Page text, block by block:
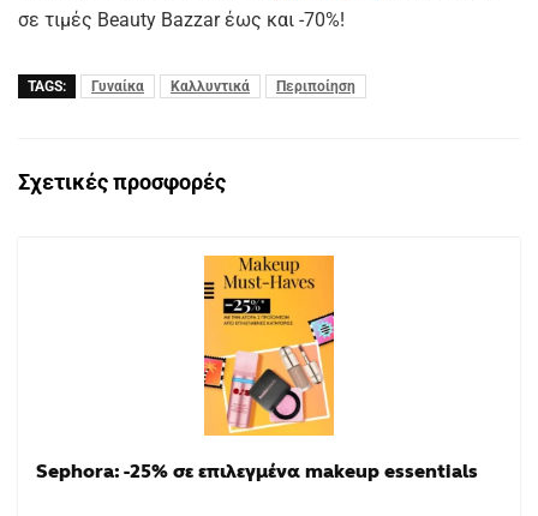
σε τιμές Beauty Bazzar έως και -70%!
TAGS: Γυναίκα Καλλυντικά Περιποίηση
Σχετικές προσφορές
Sephora: -25% σε επιλεγμένα makeup essentials